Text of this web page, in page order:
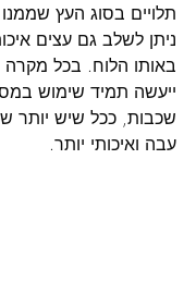
תלויים בסוג העץ
ניתן לשלב גם עצים
באותו הלוח. בכל מקרה
ייעשה תמיד שימוש
שכבות, ככל שיש יותר
עבה ואיכותי יותר.